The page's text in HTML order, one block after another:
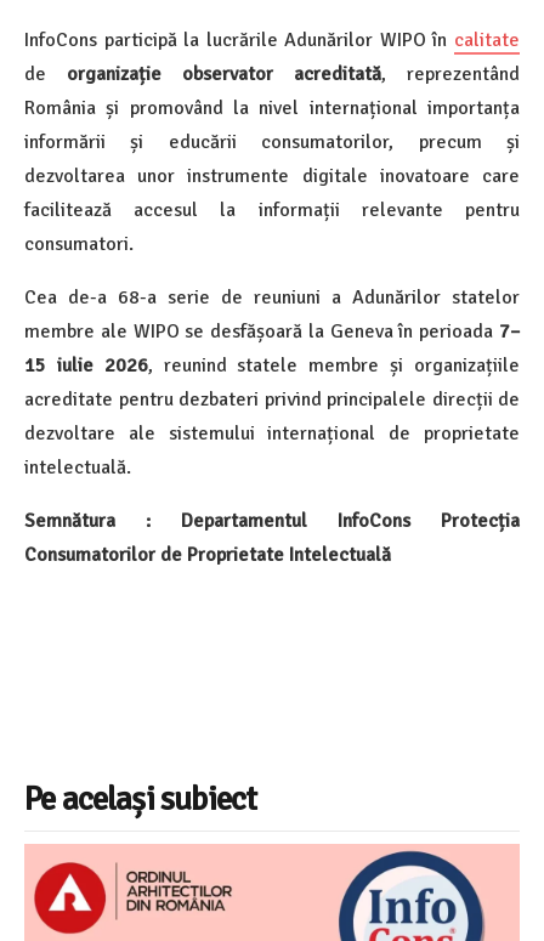
InfoCons participă la lucrările Adunărilor WIPO în calitate
de organizație observator acreditată, reprezentând
România și promovând la nivel internațional importanța
informării și educării consumatorilor, precum și
dezvoltarea unor instrumente digitale inovatoare care
facilitează accesul la informații relevante pentru
consumatori.
Cea de-a 68-a serie de reuniuni a Adunărilor statelor
membre ale WIPO se desfășoară la Geneva în perioada 7–
15 iulie 2026, reunind statele membre și organizațiile
acreditate pentru dezbateri privind principalele direcții de
dezvoltare ale sistemului internațional de proprietate
intelectuală.
Semnătura : Departamentul InfoCons Protecția
Consumatorilor de Proprietate Intelectuală
Pe același subiect